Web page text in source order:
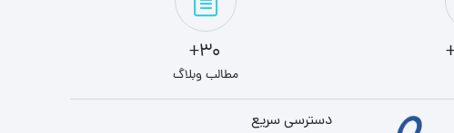
30+
مطالب وبلاگ
دسترسی سریع